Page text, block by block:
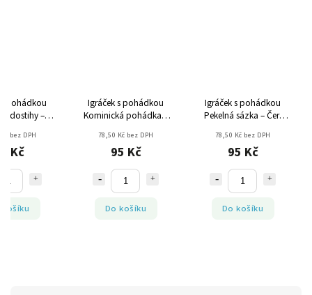
pohádkou
dostihy –
bez DPH
Kč
košíku
Igráček s pohádkou
Kominická pohádka –
78,50 Kč bez DPH
95 Kč
Do košíku
Igráček s pohádkou
Pekelná sázka – Čert
78,50 Kč bez DPH
95 Kč
Do košíku